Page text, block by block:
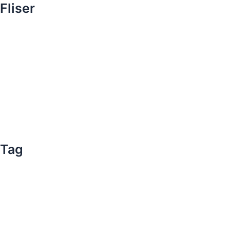
Fliser
Tag